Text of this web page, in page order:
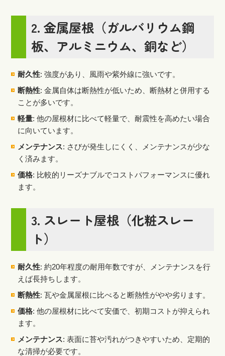
2.金属屋根（ガルバリウム鋼
板、アルミニウム、銅など）
耐久性: 強度があり、風雨や紫外線に強いです。
断熱性: 金属自体は断熱性が低いため、断熱材と併用する
ことが多いです。
軽量: 他の屋根材に比べて軽量で、耐震性を高めたい場合
に向いています。
メンテナンス: さびが発生しにくく、メンテナンスが少な
く済みます。
価格: 比較的リーズナブルでコストパフォーマンスに優れ
ます。
3. スレート屋根（化粧スレー
ト）
耐久性: 約20年程度の耐用年数ですが、メンテナンスを行
えば長持ちします。
断熱性: 瓦や金属屋根に比べると断熱性がやや劣ります。
価格: 他の屋根材に比べて安価で、初期コストが抑えられ
ます。
メンテナンス: 表面に苔や汚れがつきやすいため、定期的
な清掃が必要です。